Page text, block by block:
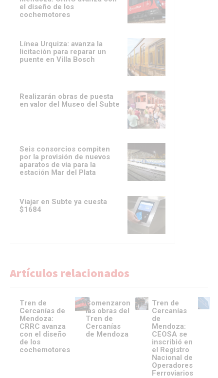
el diseño de los
cochemotores
Línea Urquiza: avanza la
licitación para reparar un
puente en Villa Bosch
Realizarán obras de puesta
en valor del Museo del Subte
Seis consorcios compiten
por la provisión de nuevos
aparatos de vía para la
estación Mar del Plata
Viajar en Subte ya cuesta
$1684
Artículos relacionados
Tren de
Cercanías de
Mendoza:
CRRC avanza
con el diseño
de los
cochemotores
Comenzaron
las obras del
Tren de
Cercanías
de Mendoza
Tren de
Cercanías
de
Mendoza:
CEOSA se
inscribió en
el Registro
Nacional de
Operadores
Ferroviarios